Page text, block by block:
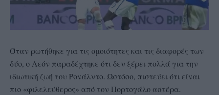
Όταν ρωτήθηκε για τις ομοιότητες και τις διαφορές των
δύο, ο Λεόν παραδέχτηκε ότι δεν ξέρει πολλά για την
ιδιωτική ζωή του Ρονάλντο. Ωστόσο, πιστεύει ότι είναι
πιο «φιλελεύθερος» από τον Πορτογάλο αστέρα.